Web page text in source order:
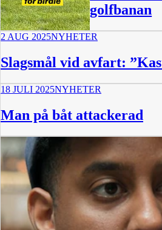
1:04
golfbanan
2 AUG 2025NYHETER
Slagsmål vid avfart:
18 JULI 2025NYHETER
Man på båt attackerad